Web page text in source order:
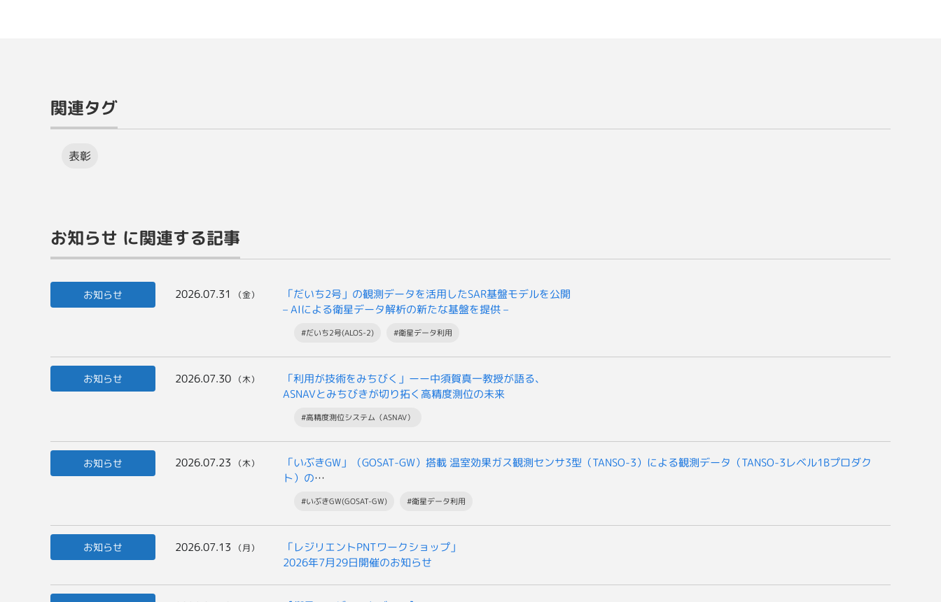
関連タグ
表彰
お知らせ に関連する記事
お知らせ 2026.07.31 （金）
「だいち2号」の観測データを活用したSAR基盤モデルを公開
– AIによる衛星データ解析の新たな基盤を提供 –
#だいち2号(ALOS-2) #衛星データ利用
お知らせ 2026.07.30 （木）
「利用が技術をみちびく」ーー中須賀真一教授が語る、
ASNAVとみちびきが切り拓く高精度測位の未来
#高精度測位システム（ASNAV）
お知らせ 2026.07.23 （木）
「いぶきGW」（GOSAT-GW）搭載 温室効果ガス観測センサ3型（TANSO-3）による観測データ（TANSO-3レベル1Bプロダク
ト）の
一般提供開始について
#いぶきGW(GOSAT-GW) #衛星データ利用
お知らせ 2026.07.13 （月）
「レジリエントPNTワークショップ」
2026年7月29日開催のお知らせ